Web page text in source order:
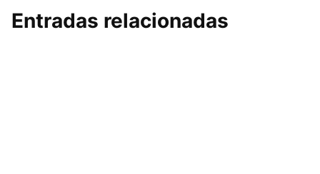
Entradas relacionadas